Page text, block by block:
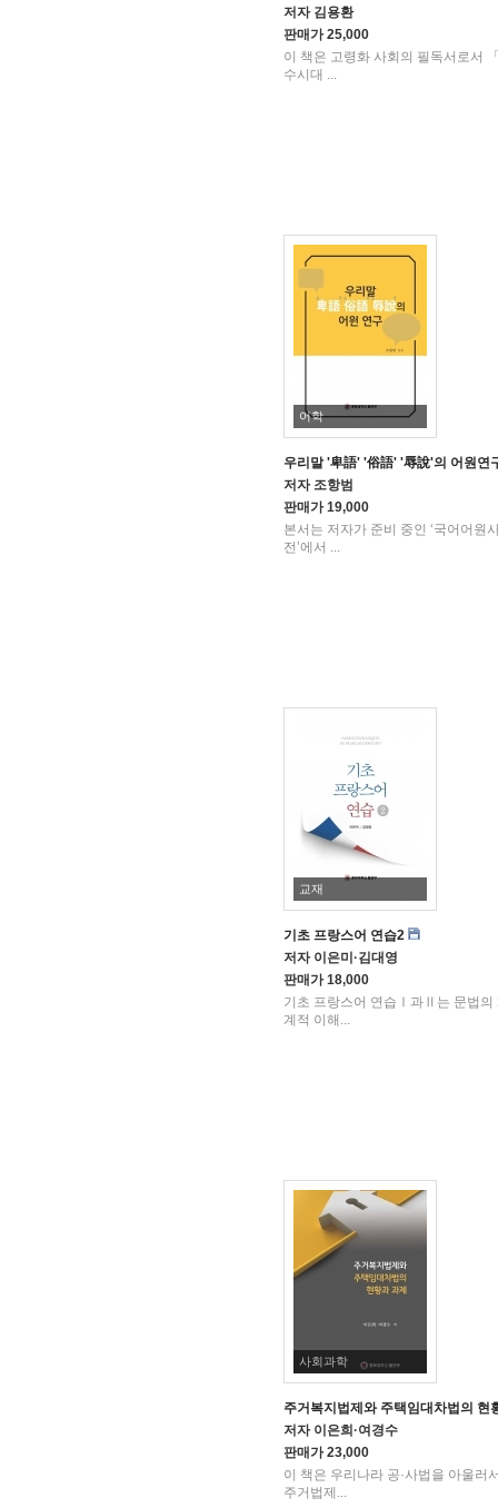
저자김용환
판매가25,000
이 책은 고령화 사회의 필독서로서
수시대 ...
어학
우리말 '卑語' '俗語' '辱說'의 어원연
저자조항범
판매가19,000
본서는 저자가 준비 중인 ‘국어어원
전’에서 ...
교재
기초 프랑스어 연습2
저자이은미·김대영
판매가18,000
기초 프랑스어 연습Ⅰ과Ⅱ는 문법의
계적 이해...
사회과학
주거복지법제와 주택임대차법의 현
저자이은희·여경수
판매가23,000
이 책은 우리나라 공·사법을 아울러
주거법제...